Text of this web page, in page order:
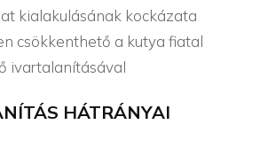
kialakulásának kockázata
csökkenthető a kutya fiatal
ivartalanításával
HÁTRÁNYAI